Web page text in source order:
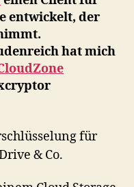
entwickelt, der
hat mich